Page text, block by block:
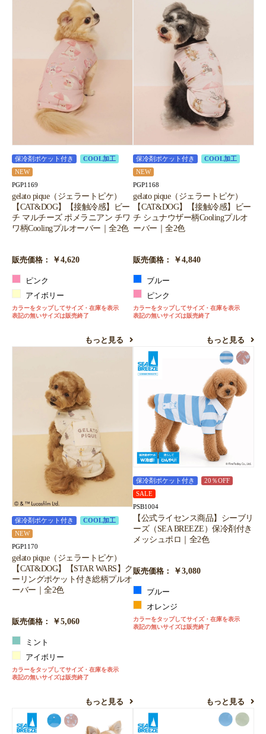
保冷剤ポケット付き
COOL加工
NEW
PGP1169
gelato pique（ジェラートピケ）
【CAT&DOG】【接触冷感】ビー
チ マルチーズ ポメラニアン チワ
ワ柄Coolingプルオーバー｜全2色
販売価格： ￥4,620
ピンク
アイボリー
カラーをタップしてサイズ・在庫を表示
表記の無いサイズは販売終了
もっと見る
保冷剤ポケット付き
COOL加工
NEW
PGP1168
gelato pique（ジェラートピケ）
【CAT&DOG】【接触冷感】ビー
チ シュナウザー柄Coolingプルオ
ーバー｜全2色
販売価格： ￥4,840
ブルー
ピンク
カラーをタップしてサイズ・在庫を表示
表記の無いサイズは販売終了
もっと見る
保冷剤ポケット付き
COOL加工
NEW
PGP1170
gelato pique（ジェラートピケ）
【CAT&DOG】【STAR WARS】ク
ーリングポケット付き総柄プルオ
ーバー｜全2色
販売価格： ￥5,060
ミント
アイボリー
カラーをタップしてサイズ・在庫を表示
表記の無いサイズは販売終了
もっと見る
保冷剤ポケット付き
20％OFF
SALE
PSB1004
【公式ライセンス商品】シーブリ
ーズ（SEA BREEZE）保冷剤付き
メッシュポロ｜全2色
販売価格： ￥3,080
ブルー
オレンジ
カラーをタップしてサイズ・在庫を表示
表記の無いサイズは販売終了
もっと見る